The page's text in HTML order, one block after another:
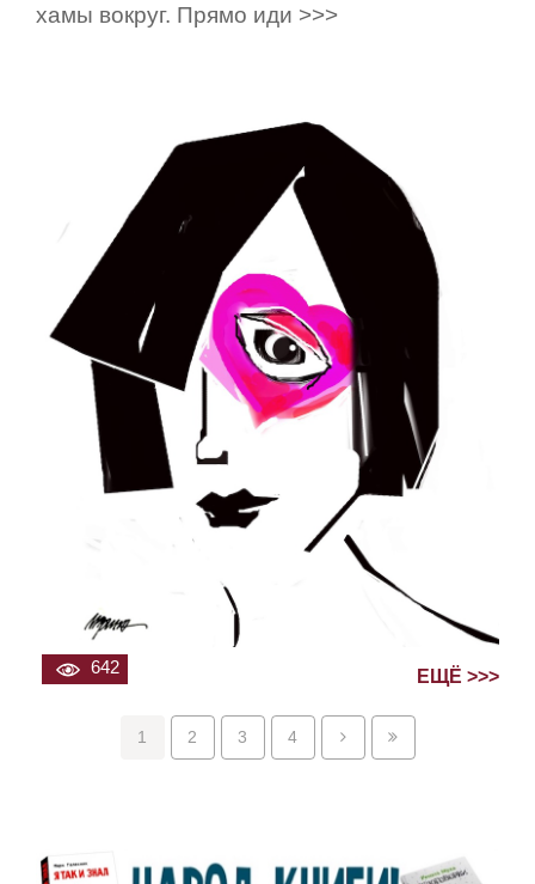
хамы вокруг. Прямо иди >>>
642 ЕЩЁ >>>
1 2 3 4